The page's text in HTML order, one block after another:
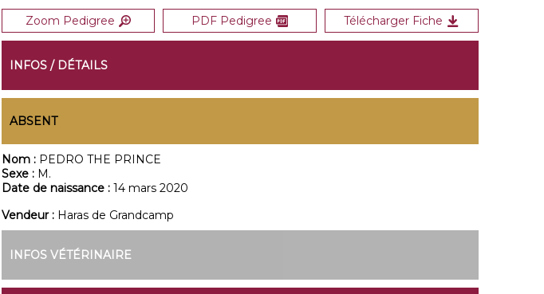
Zoom Pedigree PDF Pedigree Télécharger Fiche
INFOS / DÉTAILS
ABSENT
Nom : PEDRO THE PRINCE
Sexe : M.
Date de naissance : 14 mars 2020
Vendeur : Haras de Grandcamp
INFOS VÉTÉRINAIRE